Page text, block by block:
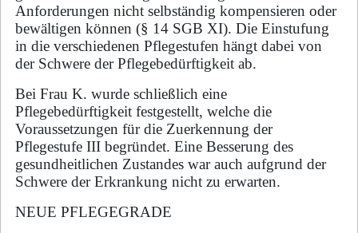
Anforderungen nicht selbständig kompensieren oder
bewältigen können (§ 14 SGB XI). Die Einstufung
in die verschiedenen Pflegestufen hängt dabei von
der Schwere der Pflegebedürftigkeit ab.
Bei Frau K. wurde schließlich eine
Pflegebedürftigkeit festgestellt, welche die
Voraussetzungen für die Zuerkennung der
Pflegestufe III begründet. Eine Besserung des
gesundheitlichen Zustandes war auch aufgrund der
Schwere der Erkrankung nicht zu erwarten.
NEUE PFLEGEGRADE